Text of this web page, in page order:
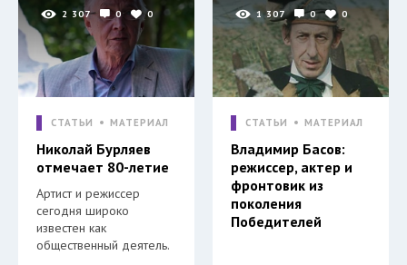
2 307 0 0
СТАТЬИ МАТЕРИАЛ
Николай Бурляев
отмечает 80-летие
Артист и режиссер
сегодня широко
известен как
общественный деятель.
1 307 0 0
СТАТЬИ МАТЕРИАЛ
Владимир Басов:
режиссер, актер и
фронтовик из
поколения
Победителей